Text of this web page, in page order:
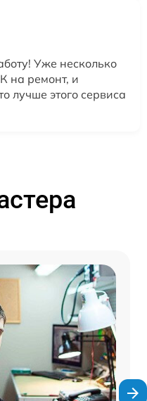
Уже несколько
на ремонт, и
лучше этого сервиса